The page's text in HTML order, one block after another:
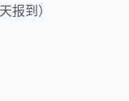
报到）